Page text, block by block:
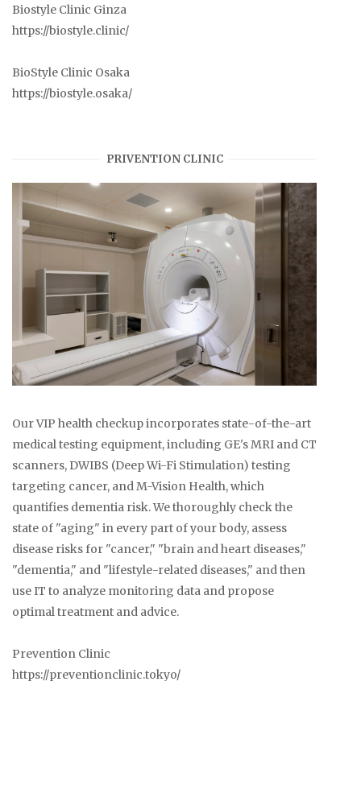
Biostyle Clinic Ginza
https://biostyle.clinic/
BioStyle Clinic Osaka
https://biostyle.osaka/
PRIVENTION CLINIC
Our VIP health checkup incorporates state-of-the-art
medical testing equipment, including GE's MRI and CT
scanners, DWIBS (Deep Wi-Fi Stimulation) testing
targeting cancer, and M-Vision Health, which
quantifies dementia risk. We thoroughly check the
state of "aging" in every part of your body, assess
disease risks for "cancer," "brain and heart diseases,"
"dementia," and "lifestyle-related diseases," and then
use IT to analyze monitoring data and propose
optimal treatment and advice.
Prevention Clinic
https://preventionclinic.tokyo/